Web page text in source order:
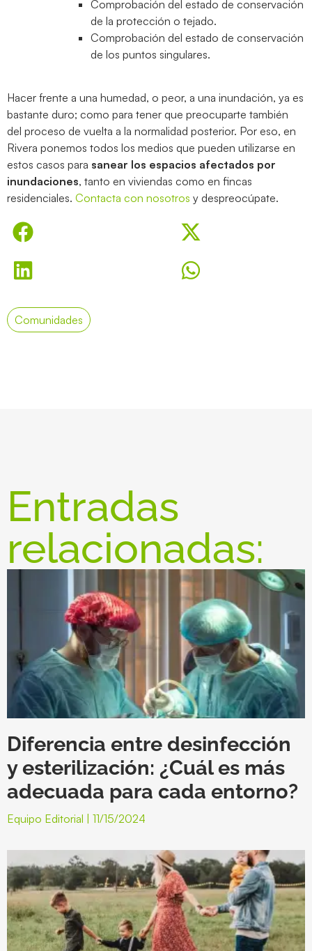
Comprobación del estado de conservación
de la protección o tejado.
Comprobación del estado de conservación
de los puntos singulares.
Hacer frente a una humedad, o peor, a una inundación, ya es
bastante duro; como para tener que preocuparte también
del proceso de vuelta a la normalidad posterior. Por eso, en
Rivera ponemos todos los medios que pueden utilizarse en
estos casos para sanear los espacios afectados por
inundaciones, tanto en viviendas como en fincas
residenciales. Contacta con nosotros y despreocúpate.
Comunidades
Entradas
relacionadas:
Diferencia entre desinfección
y esterilización: ¿Cuál es más
adecuada para cada entorno?
Equipo Editorial 11/15/2024